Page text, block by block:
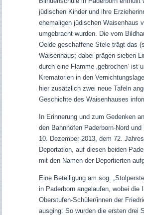
jüdischen Kinder und ihre
ehemaligen jüdischen Waisenhaus
umgebracht wurden. Die vom
Oelde geschaffene Stele trägt das
Waisenhaus; dabei prägen sieben
durch eine Flamme ‚gebrochen‘ ist
Krematorien in den
hier zusätzlich zwei neue Tafeln
Geschichte des Waisenhauses
In Erinnerung und zum Gedenken
den Bahnhöfen Paderborn-Nord und
10. Dezember 2013, dem 72.
Deportation, auf diesen beiden
mit den Namen der Deportierten
Eine Beteiligung am sog.
in Paderborn angelaufen, wobei die
Oberstufen-Schüler/innen der
ausging: So wurden die ersten drei